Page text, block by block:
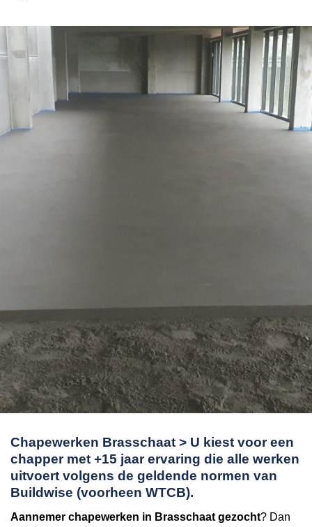
Chapewerken Brasschaat > U kiest voor een
chapper met +15 jaar ervaring die alle werken
uitvoert volgens de geldende normen van
Buildwise (voorheen WTCB).
Aannemer chapewerken in Brasschaat gezocht? Dan